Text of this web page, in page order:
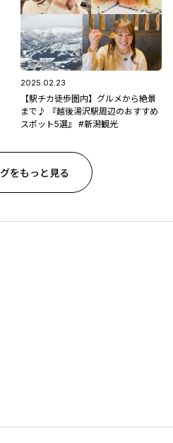
2025.02.23
【駅チカ徒歩圏内】グルメから絶景
まで♪ 『越後湯沢駅周辺のおすすめ
スポット5選』 #新潟観光
をもっと見る